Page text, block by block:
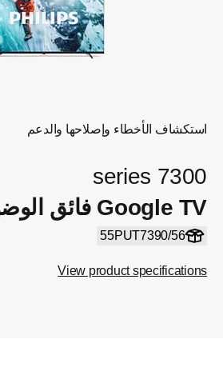
استكشاف الأخطاء وإصلاحها والدعم
7300 series
Google TV فائق الوضوح بدقة 4K
55PUT7390/56
View product specifications